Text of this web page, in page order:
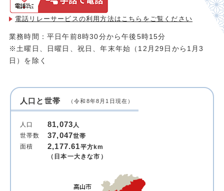
電話リレーサービスの利用方法は こちらをご覧ください
業務時間：平日午前8時30分から午後5時15分
※土曜日、日曜日、祝日、年末年始（12月29日から1月3
日）を除く
人口と世帯 （令和8年8月1日現在）
人口 81,073人
世帯数
37,047世帯
面積
2,177.61平方km
（日本一大きな市）